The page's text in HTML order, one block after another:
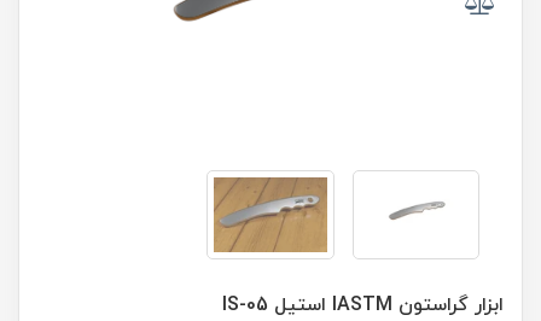
ابزار گراستون IASTM استیل IS-05